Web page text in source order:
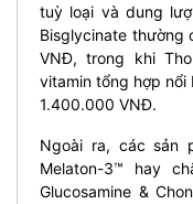
tuỳ loại và dung
Bisglycinate thường
VNĐ, trong khi
vitamin tổng hợp nổi
1.400.000 VNĐ.
Ngoài ra, các sản
Melaton-3™ hay
Glucosamine &